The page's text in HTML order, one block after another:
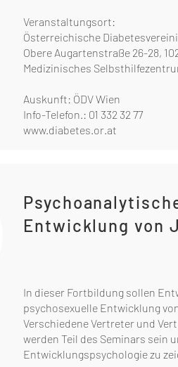
Veranstaltungsort:
Österreichische
Obere Augartenstraße 26-28,
Medizinisches
Auskunft: ÖDV Wien
Info-Telefon.: 01 332 32 77
www.diabetes.or.at
Entwicklung von
In dieser Fortbildung sollen
psychosexuelle Entwicklung
Verschiedene Vertreter und
werden Teil des Seminars sein
Entwicklungspsychologie zu